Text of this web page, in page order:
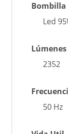
Bombilla
Led
Lúmenes
2352
50 Hz